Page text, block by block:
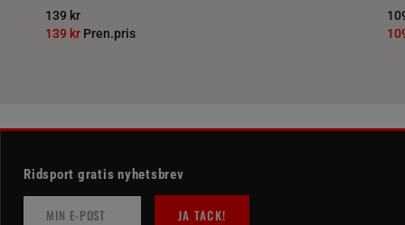
139 kr
139 kr Pren.pris
Ridsport gratis nyhetsbrev
JA TACK!